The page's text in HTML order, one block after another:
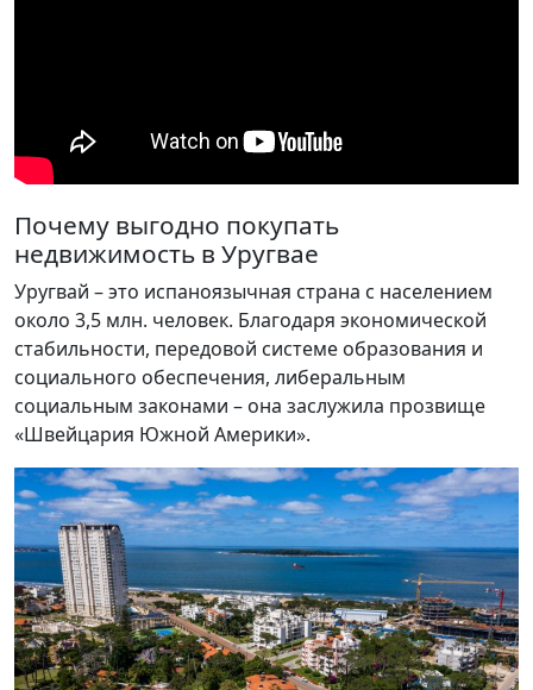
Почему выгодно покупать
недвижимость в Уругвае
Уругвай – это испаноязычная страна с населением
около 3,5 млн. человек. Благодаря экономической
стабильности, передовой системе образования и
социального обеспечения, либеральным
социальным законами – она заслужила прозвище
«Швейцария Южной Америки».